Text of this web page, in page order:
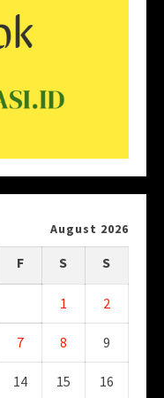
August 2026
F S S
1 2
7 8 9
14 15 16